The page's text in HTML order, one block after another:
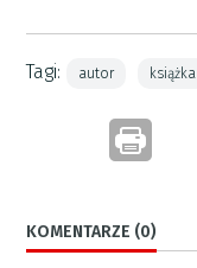
Tagi: autor książka
KOMENTARZE (0)